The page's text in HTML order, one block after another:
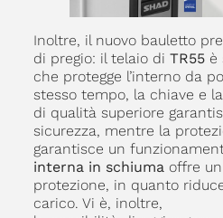
Inoltre, il nuovo bauletto
di pregio: il telaio di TR55è
che protegge l’interno da
stesso tempo, la chiave e
di qualità superiore
sicurezza, mentre la
garantisce un
interna in schiuma offre
protezione, in quanto
carico. Vi è, inoltre,